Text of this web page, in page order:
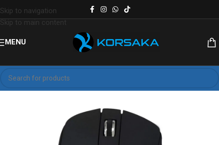
Skip to navigation
Skip to main content
MENU